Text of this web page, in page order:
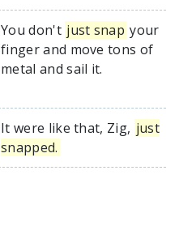
You don't just snap your
finger and move tons of
metal and sail it.
It were like that, Zig, just
snapped.